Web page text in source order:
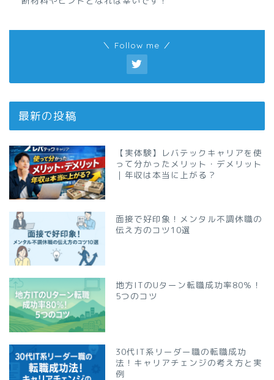
＼ Follow me ／
最新の投稿
【実体験】レバテックキャリアを使
って分かったメリット・デメリット
｜年収は本当に上がる？
面接で好印象！メンタル不調休職の
伝え方のコツ10選
地方ITのUターン転職成功率80％！
5つのコツ
30代IT系リーダー職の転職成功
法！キャリアチェンジの考え方と実
例